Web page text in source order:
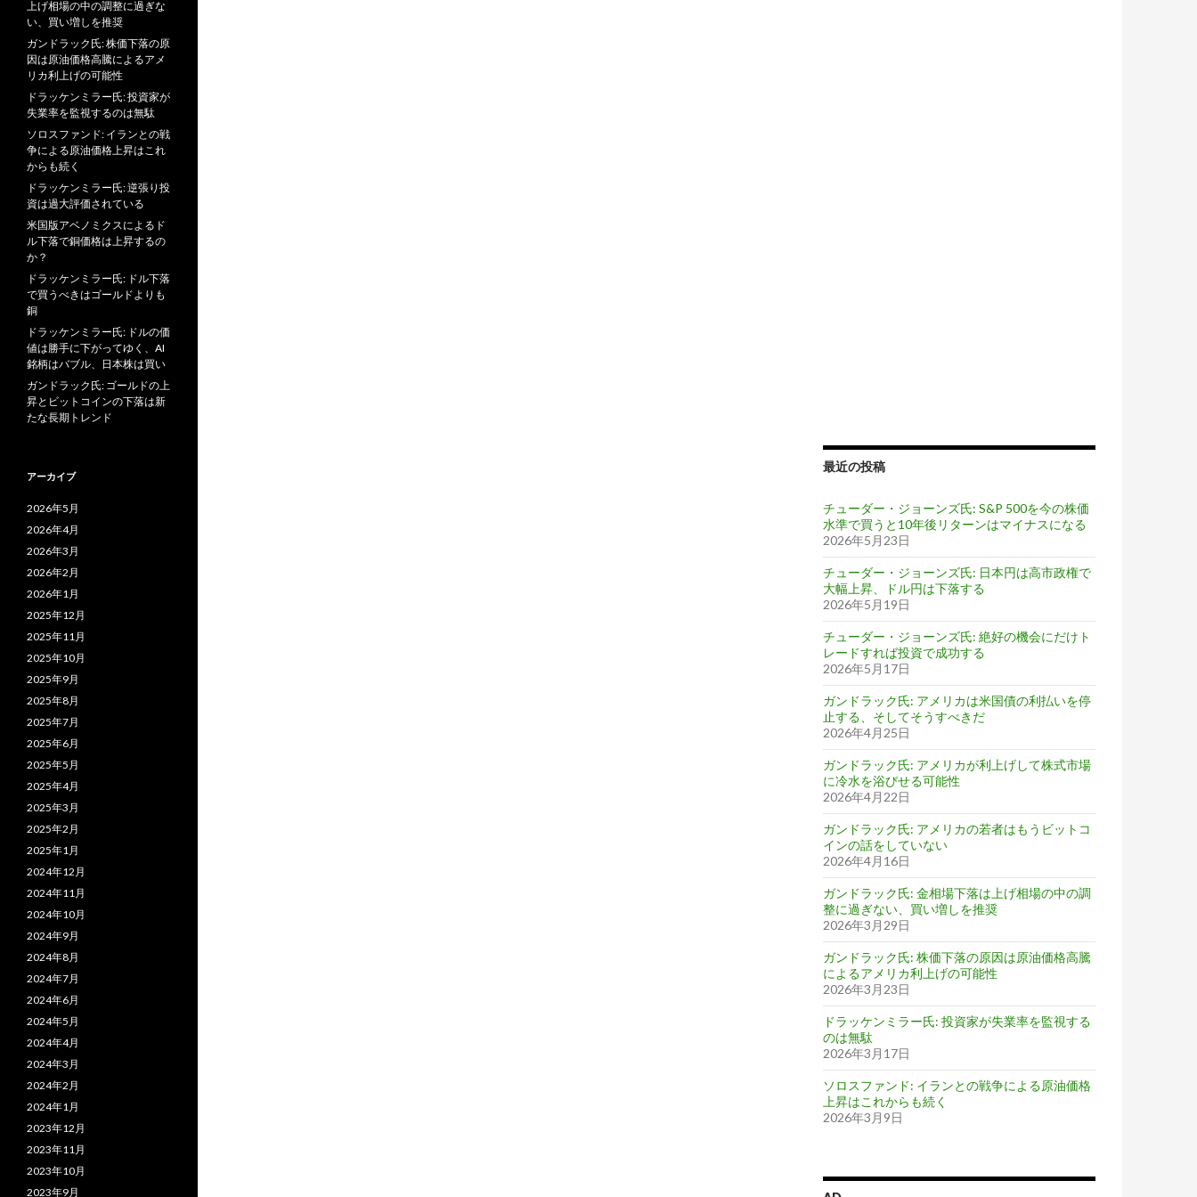
最近の投稿
チューダー・ジョーンズ氏: S&P 500を今の株価
水準で買うと10年後リターンはマイナスになる
2026年5月23日
チューダー・ジョーンズ氏: 日本円は高市政権で
大幅上昇、ドル円は下落する
2026年5月19日
チューダー・ジョーンズ氏: 絶好の機会にだけト
レードすれば投資で成功する
2026年5月17日
ガンドラック氏: アメリカは米国債の利払いを停
止する、そしてそうすべきだ
2026年4月25日
ガンドラック氏: アメリカが利上げして株式市場
に冷水を浴びせる可能性
2026年4月22日
ガンドラック氏: アメリカの若者はもうビットコ
インの話をしていない
2026年4月16日
ガンドラック氏: 金相場下落は上げ相場の中の調
整に過ぎない、買い増しを推奨
2026年3月29日
ガンドラック氏: 株価下落の原因は原油価格高騰
によるアメリカ利上げの可能性
2026年3月23日
ドラッケンミラー氏: 投資家が失業率を監視する
のは無駄
2026年3月17日
ソロスファンド: イランとの戦争による原油価格
上昇はこれからも続く
2026年3月9日
上げ相場の中の調整に過ぎな
い、買い増しを推奨
ガンドラック氏: 株価下落の原
因は原油価格高騰によるアメ
リカ利上げの可能性
ドラッケンミラー氏: 投資家が
失業率を監視するのは無駄
ソロスファンド: イランとの戦
争による原油価格上昇はこれ
からも続く
ドラッケンミラー氏: 逆張り投
資は過大評価されている
米国版アベノミクスによるド
ル下落で銅価格は上昇するの
か？
ドラッケンミラー氏: ドル下落
で買うべきはゴールドよりも
銅
ドラッケンミラー氏: ドルの価
値は勝手に下がってゆく、AI
銘柄はバブル、日本株は買い
ガンドラック氏: ゴールドの上
昇とビットコインの下落は新
たな長期トレンド
アーカイブ
2026年5月
2026年4月
2026年3月
2026年2月
2026年1月
2025年12月
2025年11月
2025年10月
2025年9月
2025年8月
2025年7月
2025年6月
2025年5月
2025年4月
2025年3月
2025年2月
2025年1月
2024年12月
2024年11月
2024年10月
2024年9月
2024年8月
2024年7月
2024年6月
2024年5月
2024年4月
2024年3月
2024年2月
2024年1月
2023年12月
2023年11月
2023年10月
2023年9月